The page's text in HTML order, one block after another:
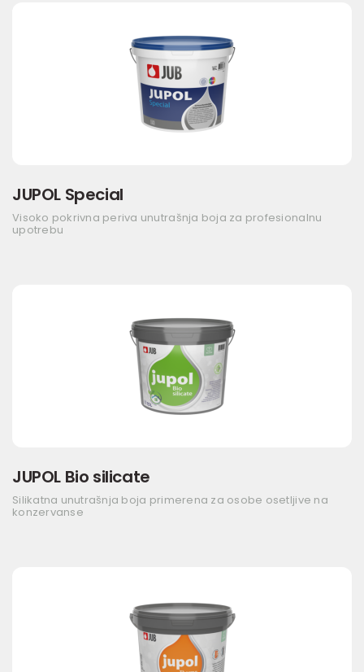
JUPOL Special
Visoko pokrivna periva unutrašnja boja za profesionalnu
upotrebu
JUPOL Bio silicate
Silikatna unutrašnja boja primerena za osobe osetljive na
konzervanse